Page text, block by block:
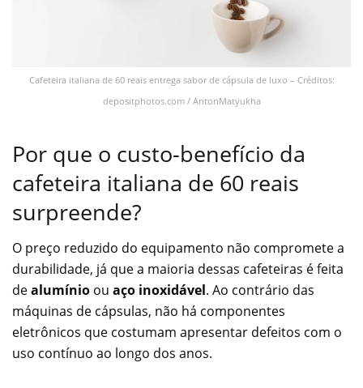
Cafeteira italiana de 60 reais entrega sabor de cápsula de luxo – Créditos:
depositphotos.com / AntonMatyukha
Por que o custo-benefício da
cafeteira italiana de 60 reais
surpreende?
O preço reduzido do equipamento não compromete a
durabilidade, já que a maioria dessas cafeteiras é feita
dealumínio ou aço inoxidável. Ao contrário das
máquinas de cápsulas, não há componentes
eletrônicos que costumam apresentar defeitos com o
uso contínuo ao longo dos anos.